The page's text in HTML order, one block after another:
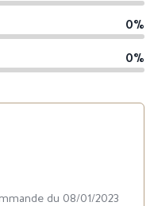
0%
0%
du 08/01/2023